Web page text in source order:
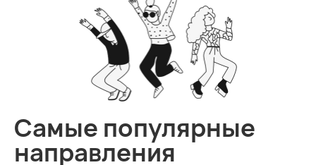
Самые популярные
направления